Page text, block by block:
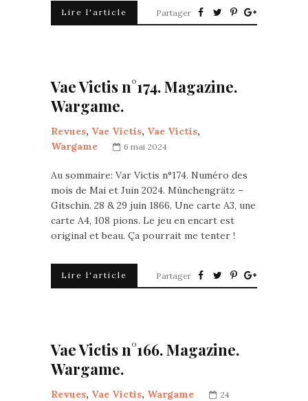
Lire l'article Partager
Vae Victis n°174. Magazine.
Wargame.
Revues, Vae Victis, Vae Victis,
Wargame
6 mai 2024
Au sommaire: Var Victis n°174. Numéro des
mois de Mai et Juin 2024. Münchengrätz –
Gitschin. 28 & 29 juin 1866. Une carte A3, une
carte A4, 108 pions. Le jeu en encart est
original et beau. Ça pourrait me tenter !
Lire l'article Partager
Vae Victis n°166. Magazine.
Wargame.
Revues, Vae Victis, Wargame
24